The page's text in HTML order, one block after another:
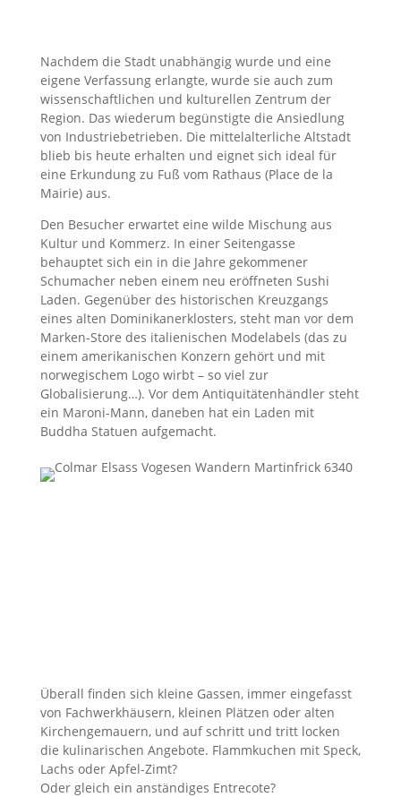
Nachdem die Stadt unabhängig wurde und eine
eigene Verfassung erlangte, wurde sie auch zum
wissenschaftlichen und kulturellen Zentrum der
Region. Das wiederum begünstigte die Ansiedlung
von Industriebetrieben. Die mittelalterliche Altstadt
blieb bis heute erhalten und eignet sich ideal für
eine Erkundung zu Fuß vom Rathaus (Place de la
Mairie) aus.
Den Besucher erwartet eine wilde Mischung aus
Kultur und Kommerz. In einer Seitengasse
behauptet sich ein in die Jahre gekommener
Schumacher neben einem neu eröffneten Sushi
Laden. Gegenüber des historischen Kreuzgangs
eines alten Dominikanerklosters, steht man vor dem
Marken-Store des italienischen Modelabels (das zu
einem amerikanischen Konzern gehört und mit
norwegischem Logo wirbt – so viel zur
Globalisierung…). Vor dem Antiquitätenhändler steht
ein Maroni-Mann, daneben hat ein Laden mit
Buddha Statuen aufgemacht.
Überall finden sich kleine Gassen, immer eingefasst
von Fachwerkhäusern, kleinen Plätzen oder alten
Kirchengemauern, und auf schritt und tritt locken
die kulinarischen Angebote. Flammkuchen mit Speck,
Lachs oder Apfel-Zimt?
Oder gleich ein anständiges Entrecote?